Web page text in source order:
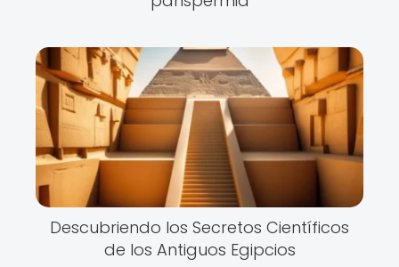
Descubriendo los Secretos Científicos
de los Antiguos Egipcios